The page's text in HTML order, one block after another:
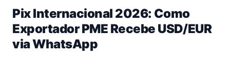
Pix Internacional 2026: Como
Exportador PME Recebe USD/EUR
via WhatsApp